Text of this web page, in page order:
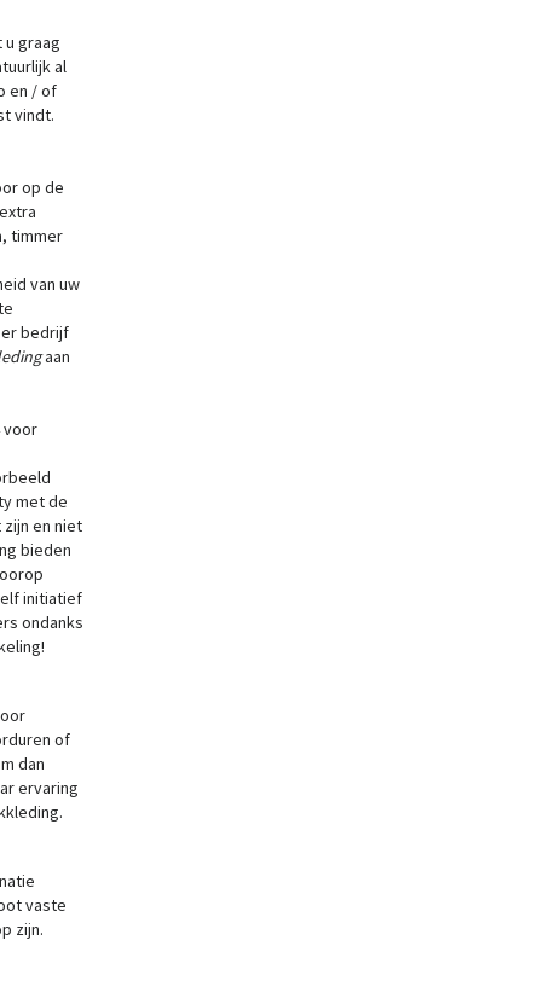
graag
al
en / of
vindt.
op de
timmer
van uw
bedrijf
aan
voor
met de
zijn en niet
bieden
initiatief
ondanks
of
dan
ervaring
vaste
zijn.